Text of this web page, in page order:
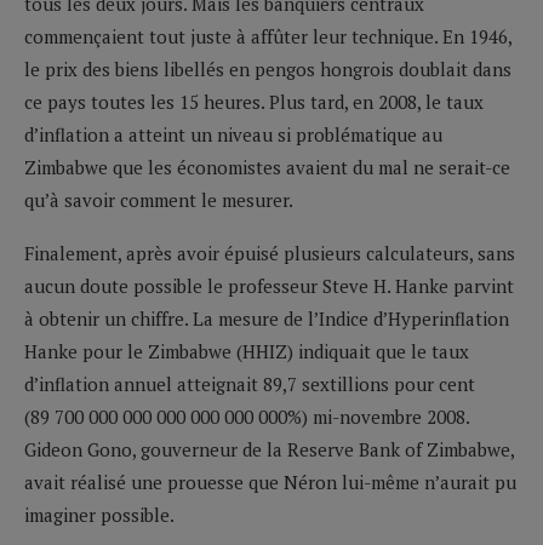
commençaient tout juste à affûter leur technique. En 1946,
le prix des biens libellés en pengos hongrois doublait dans
ce pays toutes les 15 heures. Plus tard, en 2008, le taux
d’inflation a atteint un niveau si problématique au
Zimbabwe que les économistes avaient du mal ne serait-ce
qu’à savoir comment le mesurer.
Finalement, après avoir épuisé plusieurs calculateurs, sans
aucun doute possible le professeur Steve H. Hanke parvint
à obtenir un chiffre. La mesure de l’Indice d’Hyperinflation
Hanke pour le Zimbabwe (HHIZ) indiquait que le taux
d’inflation annuel atteignait 89,7 sextillions pour cent
(89 700 000 000 000 000 000 000%) mi-novembre 2008.
Gideon Gono, gouverneur de la Reserve Bank of Zimbabwe,
avait réalisé une prouesse que Néron lui-même n’aurait pu
imaginer possible.